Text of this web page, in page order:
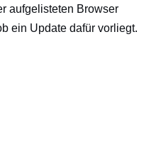
aufgelisteten Browser
ein Update dafür vorliegt.